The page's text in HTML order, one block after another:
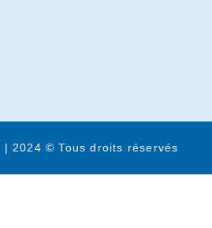
2024 © Tous droits réservés